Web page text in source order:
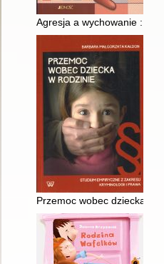
Agresja a wychowanie : czy
Przemoc wobec dziecka w